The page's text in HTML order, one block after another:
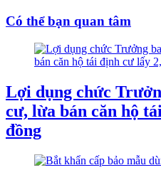
Có thể bạn quan tâm
Lợi dụng chức
cư, lừa bán căn hộ
đồng